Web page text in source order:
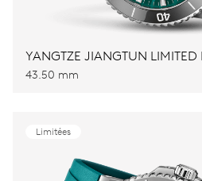
YANGTZE JIANGTUN LIMITED
43.50 mm
Limitées